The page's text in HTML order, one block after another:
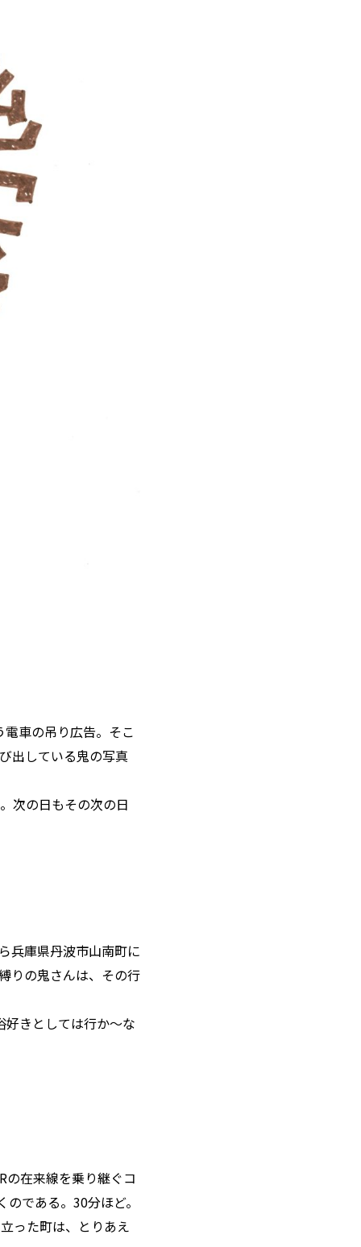
車の吊り広告。そこ
出している鬼の写真
次の日もその次の日
兵庫県丹波市山南町に
りの鬼さんは、その行
好きとしては行か〜な
の在来線を乗り継ぐコ
である。30分ほど。
った町は、とりあえ